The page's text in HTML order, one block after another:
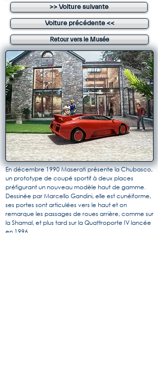
>> Voiture suivante
Voiture précédente <<
Retour vers le Musée
En décembre 1990 Maserati présente la Chubasco,
un prototype de coupé sportif à deux places
préfigurant un nouveau modèle haut de gamme.
Dessinée par Marcello Gandini, elle est cunéiforme,
ses portes sont articulées vers le haut et on
remarque les passages de roues arrière, comme sur
la Shamal, et plus tard sur la Quattroporte IV lancée
en 1996